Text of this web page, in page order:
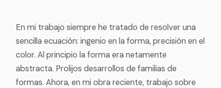
En mi trabajo siempre he tratado de resolver una
sencilla ecuación: ingenio en la forma, precisión en el
color. Al principio la forma era netamente
abstracta. Prolijos desarrollos de familias de
formas. Ahora, en mi obra reciente, trabajo sobre